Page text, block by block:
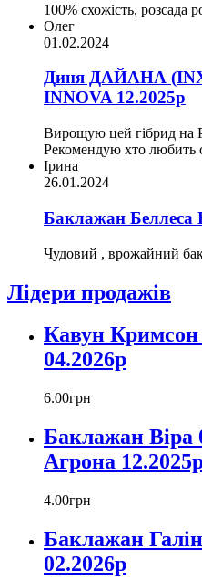
100% схожість, розсада
Олег
01.02.2024
Диня ДАЙАНА (INX
INNOVA 12.2025р
Вирощую цей гібрид на
Рекомендую хто любить
Ірина
26.01.2024
Баклажан Беллеса
Чудовий , врожайний
Лідери продажів
Кавун
04.2026р
6.00грн
Баклажан Віра
Агрона
4.00грн
Баклажан
02.2026р